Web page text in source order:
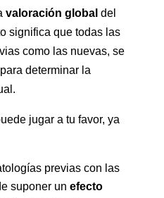
valoración global del
significa que todas las
como las nuevas, se
determinar la
jugar a tu favor, ya
previas con las
suponer un efecto